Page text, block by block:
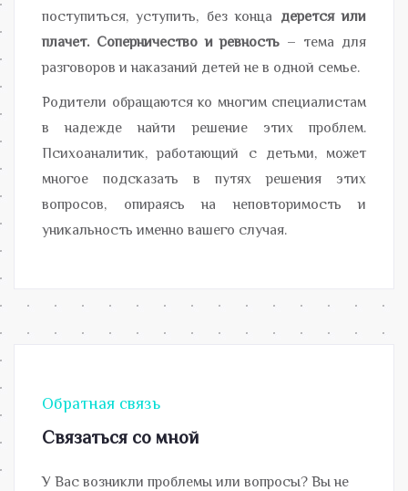
поступиться, уступить, без конца дерется или
плачет. Соперничество и ревность – тема для
разговоров и наказаний детей не в одной семье.
Родители обращаются ко многим специалистам
в надежде найти решение этих проблем.
Психоаналитик, работающий с детьми, может
многое подсказать в путях решения этих
вопросов, опираясь на неповторимость и
уникальность именно вашего случая.
Обратная связь
Связаться со мной
У Вас возникли проблемы или вопросы? Вы не